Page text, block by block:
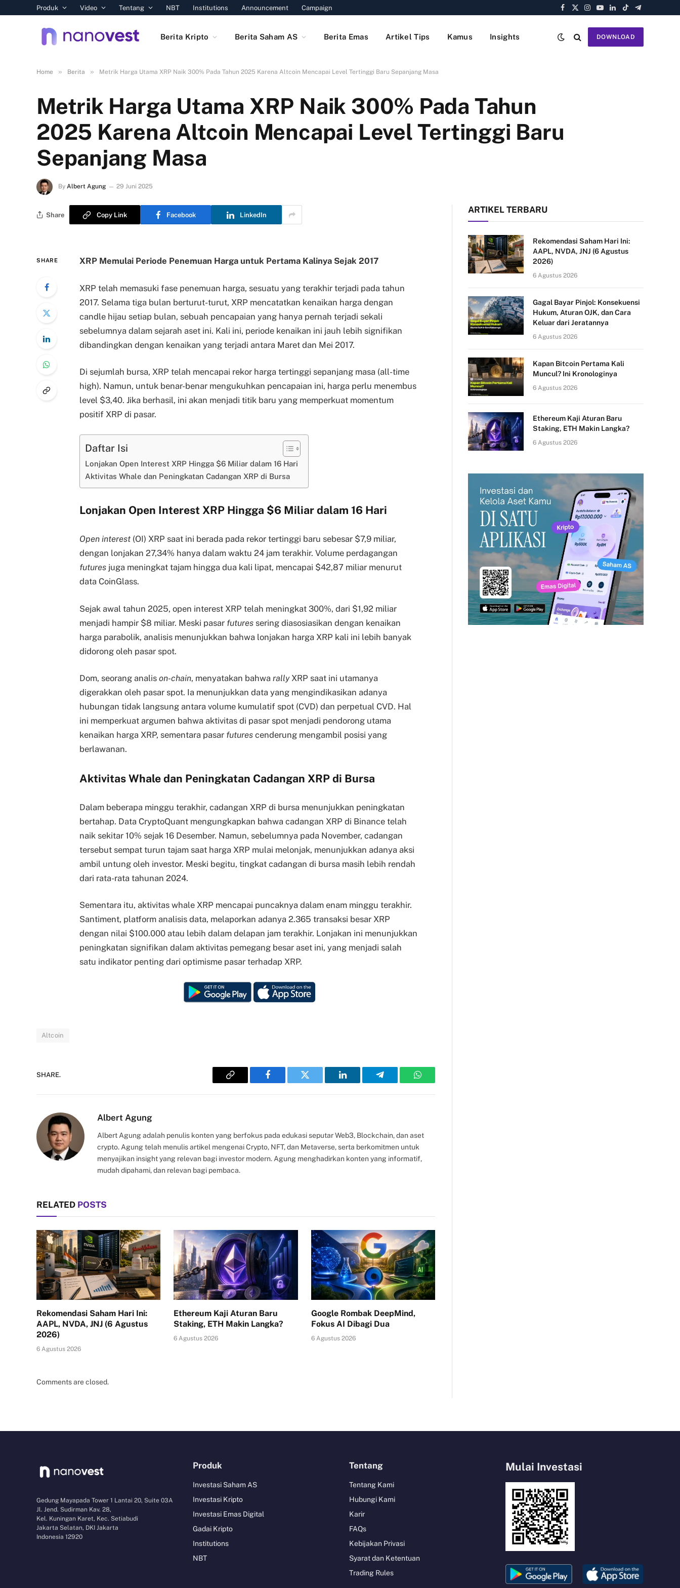
Produk Video Tentang NBT Institutions Announcement Campaign
Facebook
X
Instagram
YouTube
LinkedIn
TikTokTelegram
Berita Kripto Berita Saham AS Berita Emas Artikel Tips Kamus Insights DOWNLOAD
Home » Berita » Metrik Harga Utama XRP Naik 300% Pada Tahun 2025 Karena Altcoin Mencapai Level Tertinggi Baru Sepanjang Masa
Metrik Harga Utama XRP Naik 300% Pada Tahun
2025 Karena Altcoin Mencapai Level Tertinggi Baru
Sepanjang Masa
By Albert Agung 29 Juni 2025
Share Copy Link Facebook LinkedIn
SHARE XRP Memulai Periode Penemuan Harga untuk Pertama Kalinya Sejak 2017
XRP telah memasuki fase penemuan harga, sesuatu yang terakhir terjadi pada tahun
2017. Selama tiga bulan berturut-turut, XRP mencatatkan kenaikan harga dengan
candle hijau setiap bulan, sebuah pencapaian yang hanya pernah terjadi sekali
sebelumnya dalam sejarah aset ini. Kali ini, periode kenaikan ini jauh lebih signifikan
dibandingkan dengan kenaikan yang terjadi antara Maret dan Mei 2017.
Di sejumlah bursa, XRP telah mencapai rekor harga tertinggi sepanjang masa (all-time
high). Namun, untuk benar-benar mengukuhkan pencapaian ini, harga perlu menembus
level $3,40. Jika berhasil, ini akan menjadi titik baru yang memperkuat momentum
positif XRP di pasar.
Daftar Isi
Lonjakan Open Interest XRP Hingga $6 Miliar dalam 16 Hari
Aktivitas Whale dan Peningkatan Cadangan XRP di Bursa
Lonjakan Open Interest XRP Hingga $6 Miliar dalam 16 Hari
Open interest (OI) XRP saat ini berada pada rekor tertinggi baru sebesar $7,9 miliar,
dengan lonjakan 27,34% hanya dalam waktu 24 jam terakhir. Volume perdagangan
futures juga meningkat tajam hingga dua kali lipat, mencapai $42,87 miliar menurut
data CoinGlass.
Sejak awal tahun 2025, open interest XRP telah meningkat 300%, dari $1,92 miliar
menjadi hampir $8 miliar. Meski pasar futures sering diasosiasikan dengan kenaikan
harga parabolik, analisis menunjukkan bahwa lonjakan harga XRP kali ini lebih banyak
didorong oleh pasar spot.
Dom, seorang analis on-chain, menyatakan bahwa rallyXRP saat ini utamanya
digerakkan oleh pasar spot. Ia menunjukkan data yang mengindikasikan adanya
hubungan tidak langsung antara volume kumulatif spot (CVD) dan perpetual CVD. Hal
ini memperkuat argumen bahwa aktivitas di pasar spot menjadi pendorong utama
kenaikan harga XRP, sementara pasar futures cenderung mengambil posisi yang
berlawanan.
Aktivitas Whale dan Peningkatan Cadangan XRP di Bursa
Dalam beberapa minggu terakhir, cadangan XRP di bursa menunjukkan peningkatan
bertahap. Data CryptoQuant mengungkapkan bahwa cadangan XRP di Binance telah
naik sekitar 10% sejak 16 Desember. Namun, sebelumnya pada November, cadangan
tersebut sempat turun tajam saat harga XRP mulai melonjak, menunjukkan adanya aksi
ambil untung oleh investor. Meski begitu, tingkat cadangan di bursa masih lebih rendah
dari rata-rata tahunan 2024.
Sementara itu, aktivitas whale XRP mencapai puncaknya dalam enam minggu terakhir.
Santiment, platform analisis data, melaporkan adanya 2.365 transaksi besar XRP
dengan nilai $100.000 atau lebih dalam delapan jam terakhir. Lonjakan ini menunjukkan
peningkatan signifikan dalam aktivitas pemegang besar aset ini, yang menjadi salah
satu indikator penting dari optimisme pasar terhadap XRP.
Altcoin
SHARE.
Copy
Facebook Twitter LinkedIn Telegram WhatsApp
Albert Agung
Albert Agung adalah penulis konten yang berfokus pada edukasi seputar Web3, Blockchain, dan aset
crypto. Agung telah menulis artikel mengenai Crypto, NFT, dan Metaverse, serta berkomitmen untuk
menyajikan insight yang relevan bagi investor modern. Agung menghadirkan konten yang informatif,
mudah dipahami, dan relevan bagi pembaca.
RELATED POSTS
Rekomendasi Saham Hari Ini:
AAPL, NVDA, JNJ (6 Agustus
2026)
6 Agustus 2026
Ethereum Kaji Aturan Baru
Staking, ETH Makin Langka?
6 Agustus 2026
Google Rombak DeepMind,
Fokus AI Dibagi Dua
6 Agustus 2026
Comments are closed.
ARTIKEL TERBARU
Rekomendasi Saham Hari Ini:
AAPL, NVDA, JNJ (6 Agustus
2026)
6 Agustus 2026
Gagal Bayar Pinjol: Konsekuensi
Hukum, Aturan OJK, dan Cara
Keluar dari Jeratannya
6 Agustus 2026
Kapan Bitcoin Pertama Kali
Muncul? Ini Kronologinya
6 Agustus 2026
Ethereum Kaji Aturan Baru
Staking, ETH Makin Langka?
6 Agustus 2026
Gedung Mayapada Tower 1 Lantai 20, Suite 03A
Jl. Jend. Sudirman Kav. 28,
Kel. Kuningan Karet, Kec. Setiabudi
Jakarta Selatan, DKI Jakarta
Indonesia 12920
Produk
Investasi Saham AS
Investasi Kripto
Investasi Emas Digital
Gadai Kripto
Institutions
NBT
Tentang
Tentang Kami
Hubungi Kami
Karir
FAQs
Kebijakan Privasi
Syarat dan Ketentuan
Trading Rules
Mulai Investasi